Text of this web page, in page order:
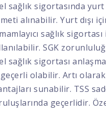
sağlık sigortasında
alınabilir. Yurt dışı
sağlık
SGK
sağlık sigortası
olabilir. Artı
sunabilir. TSS
geçerlidir.